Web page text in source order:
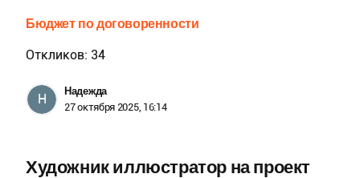
Бюджет по договоренности
Н
Надежда
27 октября 2025, 16:14
Откликов: 34
Художник иллюстратор на проект